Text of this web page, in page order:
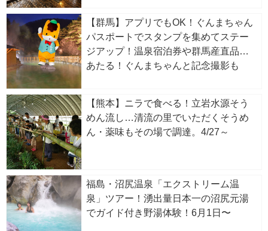
【群馬】アプリでもOK！ぐんまちゃん
パスポートでスタンプを集めてステー
ジアップ！温泉宿泊券や群馬産直品が
あたる！ぐんまちゃんと記念撮影も
【熊本】ニラで食べる！立岩水源そう
めん流し…清流の里でいただくそうめ
ん・薬味もその場で調達。4/27～
福島・沼尻温泉「エクストリーム温
泉」ツアー！湧出量日本一の沼尻元湯
でガイド付き野湯体験！6月1日〜